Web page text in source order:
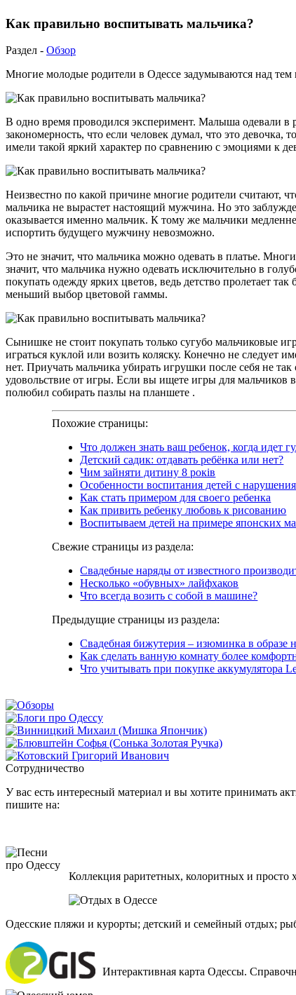
Как правильно воспитывать мальчика?
Раздел - Обзор
Многие молодые родители в Одессе задумываются над
В одно время проводился эксперимент. Малыша одевали
закономерность, что если человек думал, что это
имели такой яркий характер по сравнению с эмоциями к
Неизвестно по какой причине многие родители считают,
мальчика не вырастет настоящий мужчина. Но это
оказывается именно мальчик. К тому же мальчики
испортить будущего мужчину невозможно.
Это не значит, что мальчика можно одевать в платье.
значит, что мальчика нужно одевать исключительно в
покупать одежду ярких цветов, ведь детство пролетает
меньший выбор цветовой гаммы.
Сынишке не стоит покупать только сугубо мальчиковые
играться куклой или возить коляску. Конечно не
нет. Приучать мальчика убирать игрушки после себя не
удовольствие от игры. Если вы ищете игры для мальчиков
полюбил собирать пазлы на планшете .
Похожие страницы:
Что должен знать ваш ребенок, когда идет
Детский садик: отдавать ребёнка или нет?
Чим зайняти дитину 8 років
Особенности воспитания детей с
Как стать примером для своего ребенка
Как привить ребенку любовь к рисованию
Воспитываем детей на примере японских
Свежие страницы из раздела:
Свадебные наряды от известного
Несколько «обувных» лайфхаков
Что всегда возить с собой в машине?
Предыдущие страницы из раздела:
Свадебная бижутерия – изюминка в образе
Как сделать ванную комнату более
Что учитывать при покупке аккумулятора
Сотрудничество
У вас есть интересный материал и вы хотите принимать
пишите на:
Коллекция раритетных, колоритных и просто
Одесские пляжи и курорты; детский и семейный отдых;
Интерактивная карта Одессы.